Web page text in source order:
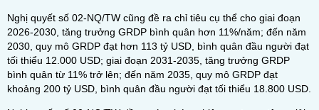
Nghị quyết số 02-NQ/TW cũng đề ra chỉ tiêu cụ thể cho giai đoạn
2026-2030, tăng trưởng GRDP bình quân hơn 11%/năm; đến năm
2030, quy mô GRDP đạt hơn 113 tỷ USD, bình quân đầu người đạt
tối thiểu 12.000 USD; giai đoạn 2031-2035, tăng trưởng GRDP
bình quân từ 11% trở lên; đến năm 2035, quy mô GRDP đạt
khoảng 200 tỷ USD, bình quân đầu người đạt tối thiểu 18.800 USD.